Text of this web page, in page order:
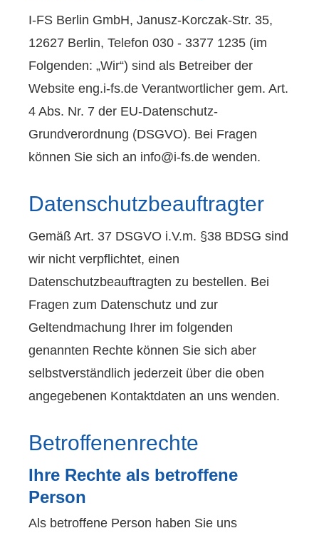
I-FS Berlin GmbH, Janusz-Korczak-Str. 35,
12627 Berlin, Telefon 030 - 3377 1235 (im
Folgenden: „Wir“) sind als Betreiber der
Website eng.i-fs.de Verantwortlicher gem. Art.
4 Abs. Nr. 7 der EU-Datenschutz-
Grundverordnung (DSGVO). Bei Fragen
können Sie sich an info@i-fs.de wenden.
Datenschutzbeauftragter
Gemäß Art. 37 DSGVO i.V.m. §38 BDSG sind
wir nicht verpflichtet, einen
Datenschutzbeauftragten zu bestellen. Bei
Fragen zum Datenschutz und zur
Geltendmachung Ihrer im folgenden
genannten Rechte können Sie sich aber
selbstverständlich jederzeit über die oben
angegebenen Kontaktdaten an uns wenden.
Betroffenenrechte
Ihre Rechte als betroffene
Person
Als betroffene Person haben Sie uns